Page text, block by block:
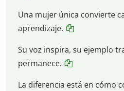
Una mujer única convierte
aprendizaje.
Su voz inspira, su ejemplo
permanece.
La diferencia está en cómo